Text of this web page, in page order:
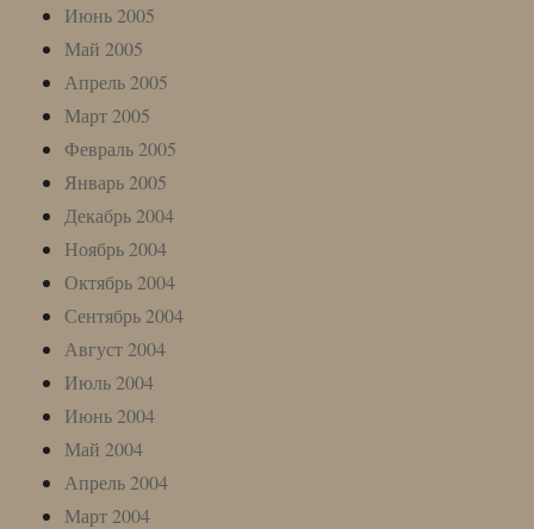
Июнь 2005
Май 2005
Апрель 2005
Март 2005
Февраль 2005
Январь 2005
Декабрь 2004
Ноябрь 2004
Октябрь 2004
Сентябрь 2004
Август 2004
Июль 2004
Июнь 2004
Май 2004
Апрель 2004
Март 2004